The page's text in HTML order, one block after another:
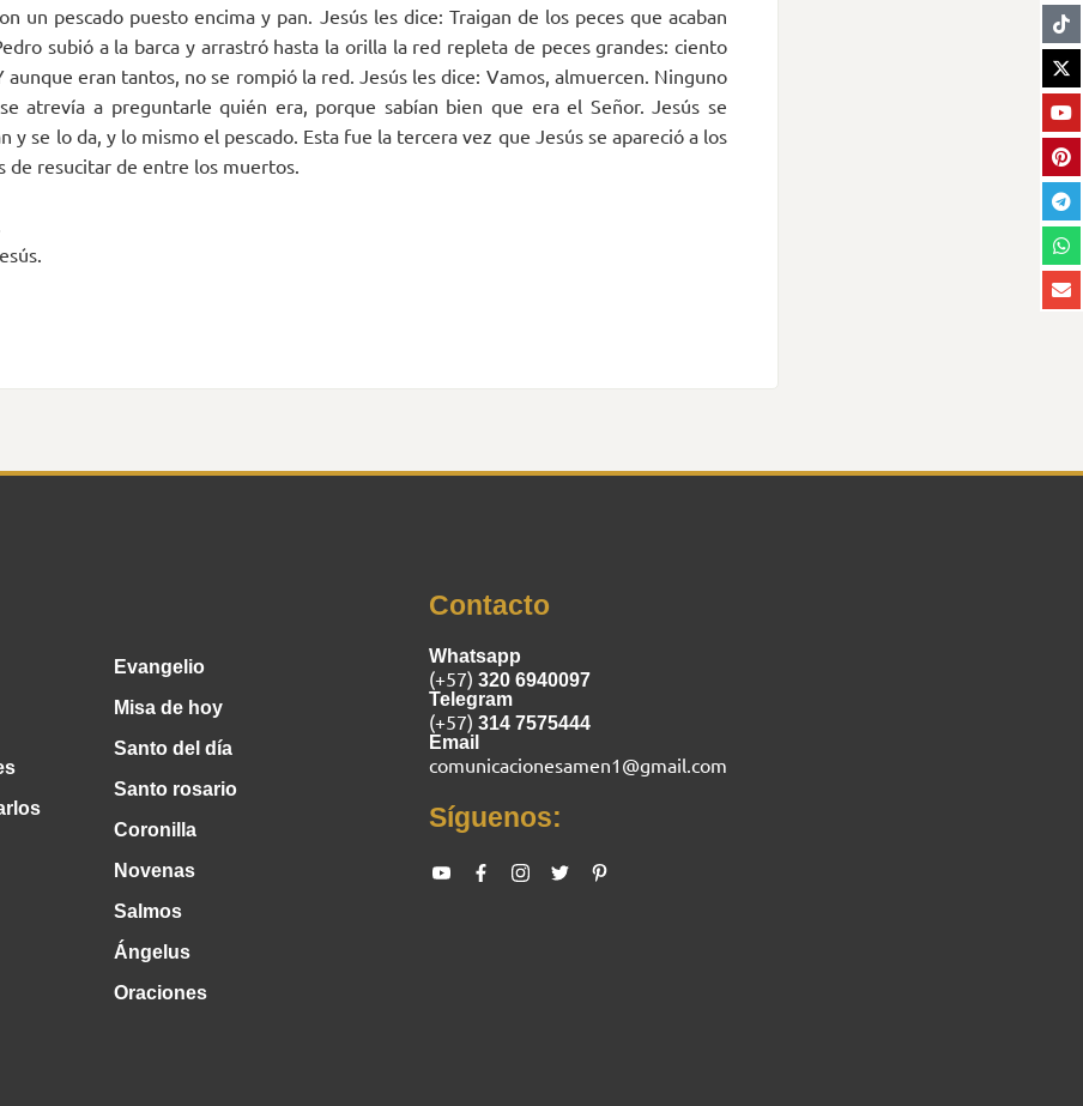
un pescado puesto encima y pan. Jesús les dice: Traigan de los peces que acaban
subió a la barca y arrastró hasta la orilla la red repleta de peces grandes: ciento
aunque eran tantos, no se rompió la red. Jesús les dice: Vamos, almuercen. Ninguno
atrevía a preguntarle quién era, porque sabían bien que era el Señor. Jesús se
y se lo da, y lo mismo el pescado. Esta fue la tercera vez que Jesús se apareció a los
de resucitar de entre los muertos.
Evangelio
Misa de hoy
Santo del día
Santo rosario
Coronilla
Novenas
Salmos
Ángelus
Oraciones
Contacto
Whatsapp
(+57)320 6940097
Telegram
(+57)314 7575444
Email
comunicacionesamen1@gmail.com
Síguenos: